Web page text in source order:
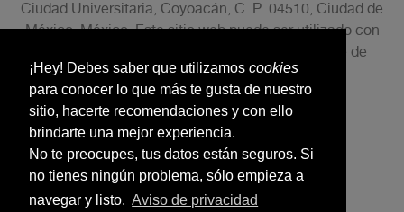
¡Hey! Debes saber que utilizamos cookies
para conocer lo que más te gusta de nuestro
sitio, hacerte recomendaciones y con ello
brindarte una mejor experiencia.
No te preocupes, tus datos están seguros. Si
no tienes ningún problema, sólo empieza a
navegar y listo. Aviso de privacidad
Ciudad Universitaria, Coyoacán, C. P. 04510, Ciudad de
México, México. Este sitio web puede ser utilizado con
fines no lucrativos siempre que se cite la fuente de
conformidad con el AVISO LEGAL.